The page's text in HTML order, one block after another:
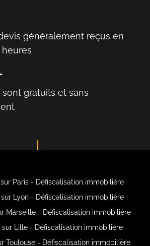
généralement reçus en
sont gratuits et sans
Paris - Défiscalisation immobilière
Lyon - Défiscalisation immobilière
Marseille - Défiscalisation immobilière
sur Lille - Défiscalisation immobilière
Toulouse - Défiscalisation immobilière